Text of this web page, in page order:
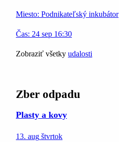
Miesto: Podnikateľský inkubátor
Čas: 24 sep 16:30
Zobraziť všetky udalosti
Zber odpadu
Plasty a kovy
13. aug štvrtok